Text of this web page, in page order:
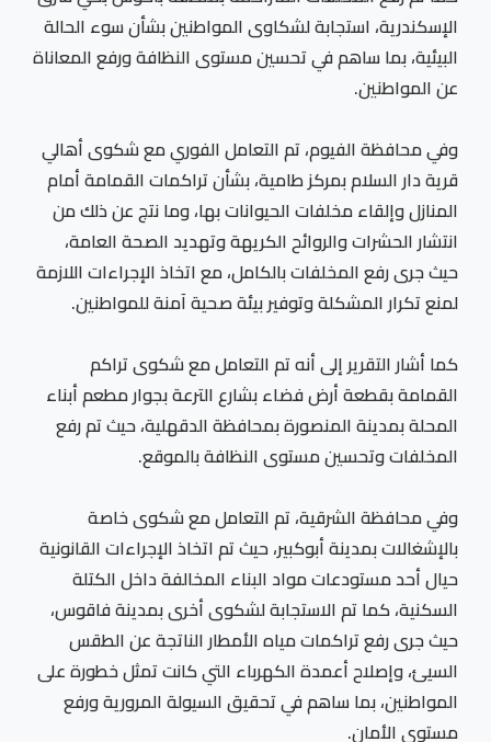
الإسكندرية، استجابة لشكاوى المواطنين بشأن سوء الحالة
البيئية، بما ساهم في تحسين مستوى النظافة ورفع المعاناة
عن المواطنين.
وفي محافظة الفيوم، تم التعامل الفوري مع شكوى أهالي
قرية دار السلام بمركز طامية، بشأن تراكمات القمامة أمام
المنازل وإلقاء مخلفات الحيوانات بها، وما نتج عن ذلك من
انتشار الحشرات والروائح الكريهة وتهديد الصحة العامة،
حيث جرى رفع المخلفات بالكامل، مع اتخاذ الإجراءات اللازمة
لمنع تكرار المشكلة وتوفير بيئة صحية آمنة للمواطنين.
كما أشار التقرير إلى أنه تم التعامل مع شكوى تراكم
القمامة بقطعة أرض فضاء بشارع الترعة بجوار مطعم أبناء
المحلة بمدينة المنصورة بمحافظة الدقهلية، حيث تم رفع
المخلفات وتحسين مستوى النظافة بالموقع.
وفي محافظة الشرقية، تم التعامل مع شكوى خاصة
بالإشغالات بمدينة أبوكبير، حيث تم اتخاذ الإجراءات القانونية
حيال أحد مستودعات مواد البناء المخالفة داخل الكتلة
السكنية، كما تم الاستجابة لشكوى أخرى بمدينة فاقوس،
حيث جرى رفع تراكمات مياه الأمطار الناتجة عن الطقس
السيئ، وإصلاح أعمدة الكهرباء التي كانت تمثل خطورة على
المواطنين، بما ساهم في تحقيق السيولة المرورية ورفع
مستوى الأمان.